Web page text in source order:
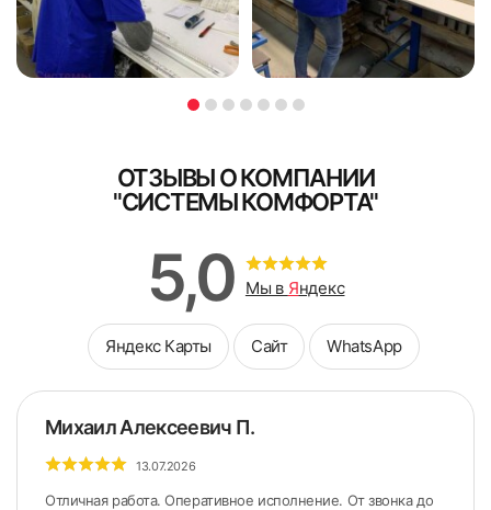
ОТЗЫВЫ О КОМПАНИИ
"СИСТЕМЫ КОМФОРТА"
5,0 Мы в Яндекс
Яндекс Карты Сайт WhatsApp
Михаил Алексеевич П.
13.07.2026
Отличная работа. Оперативное исполнение. От звонка до